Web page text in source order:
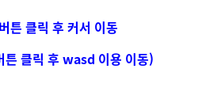
튼 클릭 후 커서 이동
튼 클릭 후 wasd 이용 이동)